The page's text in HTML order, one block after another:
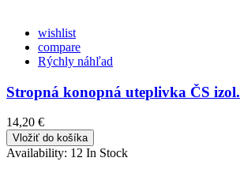
wishlist
compare
Rýchly náhľad
Stropná konopná uteplivka ČS izol.
14,20 €
Vložiť do košíka
Availability: 12 In Stock